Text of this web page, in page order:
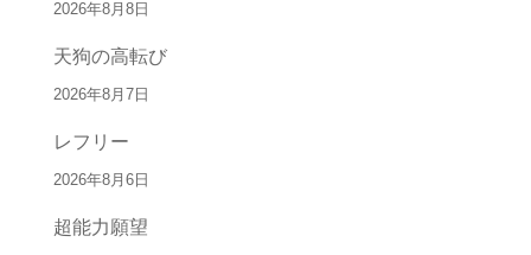
2026年8月8日
天狗の高転び
2026年8月7日
レフリー
2026年8月6日
超能力願望